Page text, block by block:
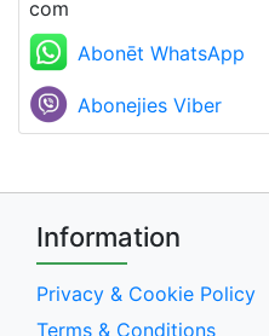
com
Abonēt WhatsApp
Abonejies Viber
Information
Privacy & Cookie Policy
Terms & Conditions